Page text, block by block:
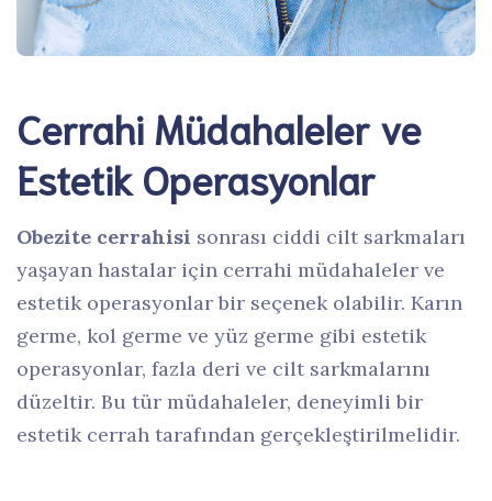
Cerrahi Müdahaleler ve
Estetik Operasyonlar
Obezite cerrahisi sonrası ciddi cilt sarkmaları
yaşayan hastalar için cerrahi müdahaleler ve
estetik operasyonlar bir seçenek olabilir. Karın
germe, kol germe ve yüz germe gibi estetik
operasyonlar, fazla deri ve cilt sarkmalarını
düzeltir. Bu tür müdahaleler, deneyimli bir
estetik cerrah tarafından gerçekleştirilmelidir.